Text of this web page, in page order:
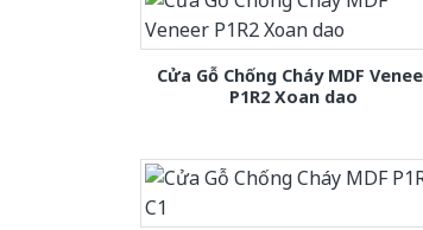
Cửa Gỗ Chống Cháy MDF
P1R2 Xoan dao